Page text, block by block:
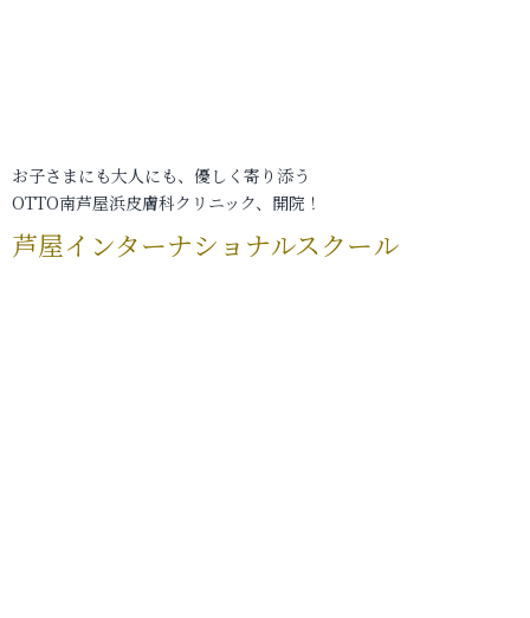
お子さまにも大人にも、優しく寄り添う
OTTO南芦屋浜皮膚科クリニック、開院！
芦屋インターナショナルスクール